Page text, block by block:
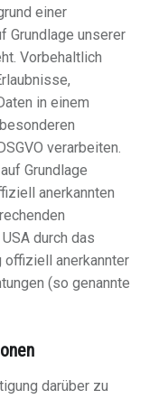
einer
Grundlage unserer
Vorbehaltlich
in einem
verarbeiten.
Grundlage
anerkannten
durch das
offiziell anerkannter
(so genannte
darüber zu